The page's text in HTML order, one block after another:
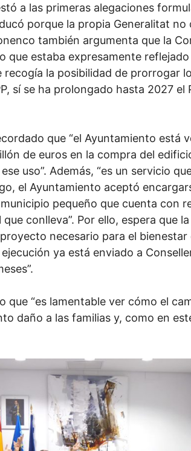
a las primeras alegaciones
porque la propia Generalitat
también argumenta que la
que estaba expresamente
recogía la posibilidad de prorrogar
sí se ha prolongado hasta 2027 el
que “el Ayuntamiento está
de euros en la compra del
uso”. Además, “es un servicio
el Ayuntamiento aceptó
pequeño que cuenta con
conlleva”. Por ello, espera que
necesario para el
ya está enviado a
que “es lamentable ver cómo el
daño a las familias y, como en